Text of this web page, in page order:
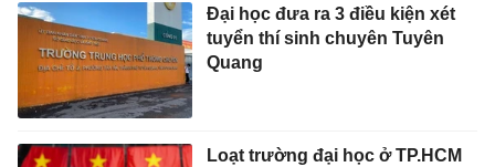
Đại học đưa ra 3 điều kiện xét
tuyển thí sinh chuyên Tuyên
Quang
Loạt trường đại học ở TP.HCM